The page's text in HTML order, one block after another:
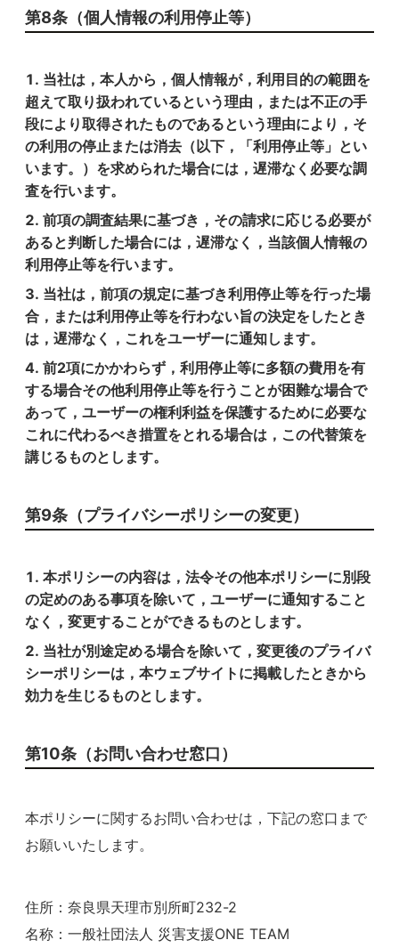
第8条（個人情報の利用停止等）
当社は，本人から，個人情報が，利用目的の範囲を
超えて取り扱われているという理由，または不正の手
段により取得されたものであるという理由により，そ
の利用の停止または消去（以下，「利用停止等」とい
います。）を求められた場合には，遅滞なく必要な調
査を行います。
前項の調査結果に基づき，その請求に応じる必要が
あると判断した場合には，遅滞なく，当該個人情報の
利用停止等を行います。
当社は，前項の規定に基づき利用停止等を行った場
合，または利用停止等を行わない旨の決定をしたとき
は，遅滞なく，これをユーザーに通知します。
前2項にかかわらず，利用停止等に多額の費用を有
する場合その他利用停止等を行うことが困難な場合で
あって，ユーザーの権利利益を保護するために必要な
これに代わるべき措置をとれる場合は，この代替策を
講じるものとします。
第9条（プライバシーポリシーの変更）
本ポリシーの内容は，法令その他本ポリシーに別段
の定めのある事項を除いて，ユーザーに通知すること
なく，変更することができるものとします。
当社が別途定める場合を除いて，変更後のプライバ
シーポリシーは，本ウェブサイトに掲載したときから
効力を生じるものとします。
第10条（お問い合わせ窓口）
本ポリシーに関するお問い合わせは，下記の窓口まで
お願いいたします。
住所：奈良県天理市別所町232-2
名称：一般社団法人 災害支援ONE TEAM